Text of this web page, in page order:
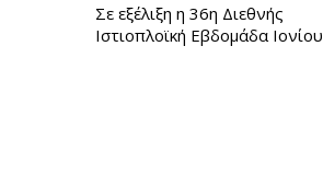
Σε εξέλιξη η 36η Διεθνής
Ιστιοπλοϊκή Εβδομάδα Ιονίου